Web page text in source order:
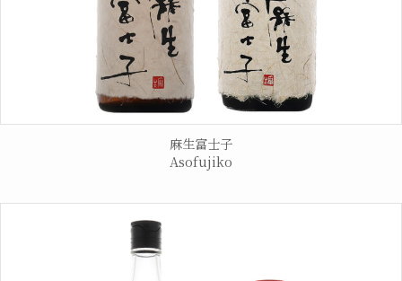
麻生富士子
Asofujiko